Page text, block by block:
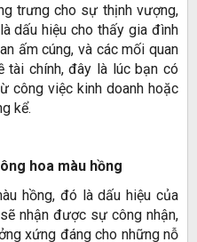
trưng cho sự thịnh vượng,
dấu hiệu cho thấy gia đình
ấm cúng, và các mối quan
tài chính, đây là lúc bạn có
công việc kinh doanh hoặc
kể.
hoa màu hồng
hồng, đó là dấu hiệu của
nhận được sự công nhận,
xứng đáng cho những nỗ